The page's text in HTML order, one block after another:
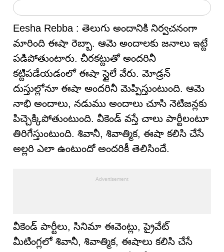
Eesha Rebba : తెలుగు అందానికి నిర్వచనంగా
మారింది ఈషా రెబ్బా. ఆమె అందాలకు జనాలు ఇట్టే
పడిపోతుంటారు. చీరకట్టుతో అందరినీ
కట్టిపడేయడంలో ఈషా స్టైలే వేరు. మోడ్రన్
దుస్తుల్లోనూ ఈషా అందరినీ మెప్పిస్తుంటుంది. ఆమె
నాభి అందాలు, నడుము అందాలు చూసి నెటిజన్లకు
పిచ్చెక్కిపోతుంటుంది. వీకెండ్ వస్తే చాలు పార్టీలంటూ
తిరిగేస్తుంటుంది. శివానీ, శివాత్మిక, ఈషా కలిసి చేసే
అల్లరి ఎలా ఉంటుందో అందరికీ తెలిసిందే.
వీకెండ్ పార్టీలు, సినిమా ఈవెంట్లు, ప్రైవేట్
మీటింగ్లలో శివానీ, శివాత్మిక, ఈషాలు కలిసి చేసే